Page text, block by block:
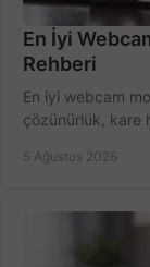
En İyi
Rehberi
En iyi webcam
çözünürlük, kare
5 Ağustos 2026